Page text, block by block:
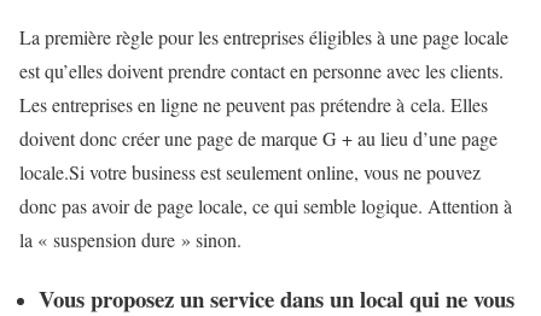
La première règle pour les entreprises éligibles à une page locale
est qu’elles doivent prendre contact en personne avec les clients.
Les entreprises en ligne ne peuvent pas prétendre à cela. Elles
doivent donc créer une page de marque G + au lieu d’une page
locale.Si votre business est seulement online, vous ne pouvez
donc pas avoir de page locale, ce qui semble logique. Attention à
la « suspension dure » sinon.
Vous proposez un service dans un local qui ne vous